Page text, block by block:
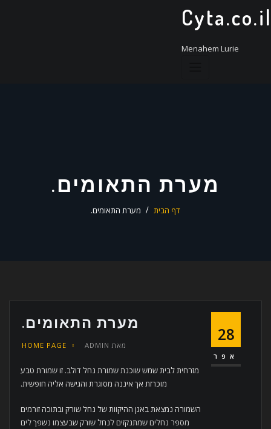
Menahem Lurie
מערת התאומים.
דף הבית מערת התאומים.
28
אפר
מערת התאומים.
מאת ADMIN
HOME PAGE
מזרחית לבית שמש שוכנת שמורת נחל דולב. זו שמורת טבע
מוכרזת אך איננה מסוגרת והגישה אליה חופשית.
השמורה נמצאת באגן ההיקוות של נחל שורק ובתוכה זורמים
מספר נחלים שמתנקזים לנחל שורק שבעצמו נשפך לים